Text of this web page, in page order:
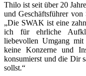
Thilo ist seit über 20
und Geschäftsführer
„Die SWAK ist eine
ich für ehrliche
liebevollen Umgang mit
keine Konzerne und
konsumierst und die Dir
sollst.“